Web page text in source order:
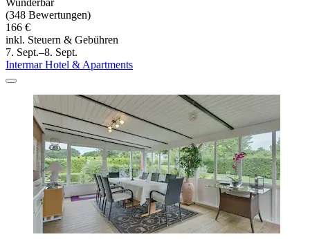
Wunderbar
(348 Bewertungen)
166 €
inkl. Steuern & Gebühren
7. Sept.–8. Sept.
Intermar Hotel & Apartments